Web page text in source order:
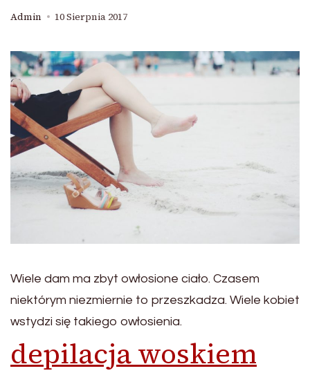
Admin 10 Sierpnia 2017
Wiele dam ma zbyt owłosione ciało. Czasem
niektórym niezmiernie to przeszkadza. Wiele kobiet
wstydzi się takiego owłosienia.
depilacja woskiem